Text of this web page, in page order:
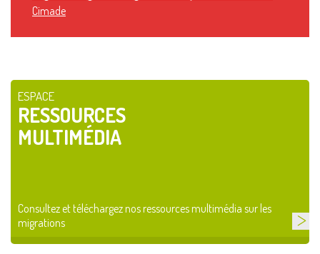
Cimade
ESPACE
RESSOURCES
MULTIMÉDIA
Consultez et téléchargez nos ressources multimédia sur les
migrations